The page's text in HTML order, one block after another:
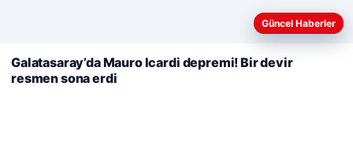
Adıyaman’da Orman Yangını Kontrol Altına Alınmaya
Çalışılıyor
Web sitemizi nasıl kullandığınızı daha iyi anlayabilmek,
kullanıyoruz.
Çerez Politikamız
Reddet Kabul Et
Güncel Haberler
Galatasaray’da Mauro Icardi depremi! Bir devir
resmen sona erdi